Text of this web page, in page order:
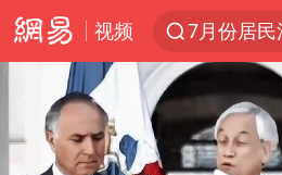
视频
重大涉诈
百花奖完